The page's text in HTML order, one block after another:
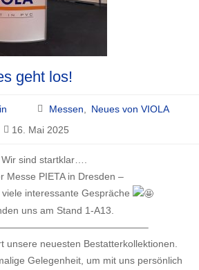
geht los!
Messen
Neues von VIOLA
16. Mai 2025
Wir sind startklar….
Messe PIETA in Dresden –
interessante Gespräche
uns am Stand 1-A13.
unsere neuesten Bestatterkollektionen.
Gelegenheit, um mit uns persönlich